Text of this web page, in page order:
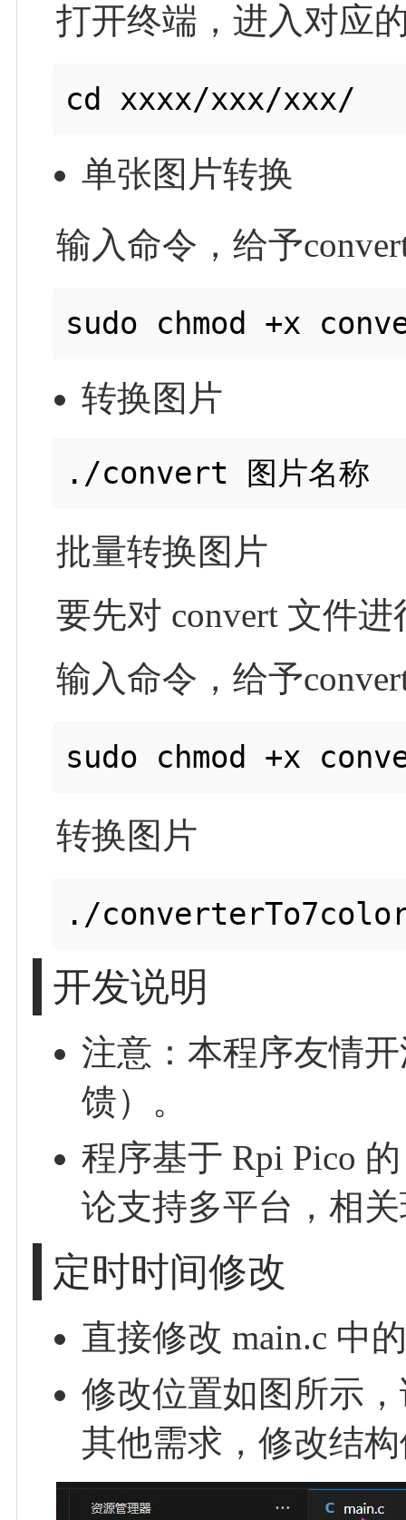
打开终端，进入对应
单张图片转换
输入命令，给予
转换图片
批量转换图片
要先对 convert 文件
输入命令，给予
转换图片
开发说明
注意：本程序友情
馈）。
程序基于 Rpi Pico
论支持多平台，相
定时时间修改
直接修改 main.c 中
修改位置如图所示
其他需求，修改结